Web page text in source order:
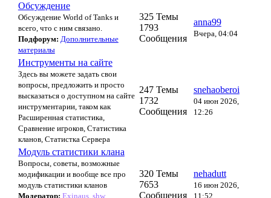
Обсуждение
Обсуждение World of Tanks и
всего, что с ним связано.
Подфорум: Дополнительные
материалы
325 Темы
1793
Сообщения
anna99
Вчера, 04:04
Инструменты на сайте
Здесь вы можете задать свои
вопросы, предложить и просто
высказаться о доступном на сайте
инструментарии, таком как
Расширенная статистика,
Сравнение игроков, Статистика
кланов, Статистка Сервера
247 Темы
1732
Сообщения
snehaoberoi
04 июн 2026,
12:26
Модуль статистики клана
Вопросы, советы, возможные
модификации и вообще все про
модуль статистики кланов
Модератор: Exinaus, shw
320 Темы
7653
Сообщения
nehadutt
16 июн 2026,
11:52